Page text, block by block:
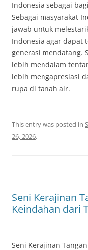
Indonesia sebagai
Sebagai masyarakat
jawab untuk
Indonesia agar dapat
generasi mendatang.
lebih mendalam
lebih mengapresiasi
rupa di tanah air.
This entry was posted in
26, 2026.
Seni Kerajinan
Keindahan dari
Seni Kerajinan